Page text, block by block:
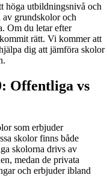
höga utbildningsnivå och
av grundskolor och
Om du letar efter
rätt. Vi kommer att
dig att jämföra skolor
Offentliga vs
som erbjuder
skolor finns både
skolorna drivs av
medan de privata
och erbjuder ibland